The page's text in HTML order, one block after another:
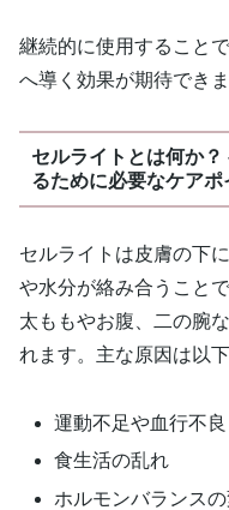
継続的に使用すること
へ導く効果が期待できま
セルライトとは何か
るために必要なケアポ
セルライトは皮膚の下
や水分が絡み合うこと
太ももやお腹、二の腕
れます。主な原因は以
運動不足や血行不良
食生活の乱れ
ホルモンバランス